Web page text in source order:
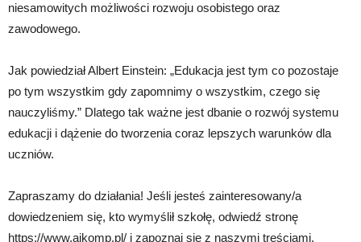
niesamowitych możliwości rozwoju osobistego oraz
zawodowego.
Jak powiedział Albert Einstein: „Edukacja jest tym co pozostaje
po tym wszystkim gdy zapomnimy o wszystkim, czego się
nauczyliśmy.” Dlatego tak ważne jest dbanie o rozwój systemu
edukacji i dążenie do tworzenia coraz lepszych warunków dla
uczniów.
Zapraszamy do działania! Jeśli jesteś zainteresowany/a
dowiedzeniem się, kto wymyślił szkołę, odwiedź stronę
https://www.ajkomp.pl/ i zapoznaj się z naszymi treściami.